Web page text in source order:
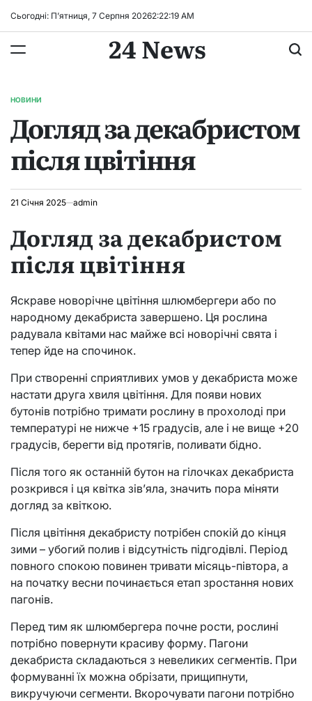
Сьогодні: П’ятниця, 7 Серпня 20262:22:19 AM
24 News
ОПУБЛІКУВАТИ
НОВИНИ
Догляд за декабристом
після цвітіння
21 Січня 2025 admin
Догляд за декабристом
після цвітіння
Яскраве новорічне цвітіння шлюмбергери або по
народному декабриста завершено. Ця рослина
радувала квітами нас майже всі новорічні свята і
тепер йде на спочинок.
При створенні сприятливих умов у декабриста може
настати друга хвиля цвітіння. Для появи нових
бутонів потрібно тримати рослину в прохолоді при
температурі не нижче +15 градусів, але і не вище +20
градусів, берегти від протягів, поливати бідно.
Після того як останній бутон на гілочках декабриста
розкрився і ця квітка зів’яла, значить пора міняти
догляд за квіткою.
Після цвітіння декабристу потрібен спокій до кінця
зими – убогий полив і відсутність підгодівлі. Період
повного спокою повинен тривати місяць-півтора, а
на початку весни починається етап зростання нових
пагонів.
Перед тим як шлюмбергера почне рости, рослині
потрібно повернути красиву форму. Пагони
декабриста складаються з невеликих сегментів. При
формуванні їх можна обрізати, прищипнути,
викручуючи сегменти. Вкорочувати пагони потрібно